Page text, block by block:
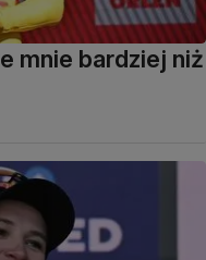
mnie bardziej niż